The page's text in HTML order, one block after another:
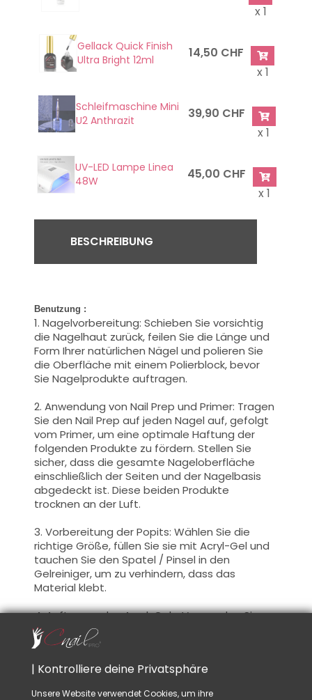
x 1
Gellack Quick Finish
Ultra Bright 12ml
14,50 CHF
x 1
Schleifmaschine Mini
U2 Anthrazit
39,90 CHF
x 1
UV-LED Lampe Linea
48W
45,00 CHF
x 1
BESCHREIBUNG
Benutzung :
1. Nagelvorbereitung: Schieben Sie vorsichtig
die Nagelhaut zurück, feilen Sie die Länge und
Form Ihrer natürlichen Nägel und polieren Sie
die Oberfläche mit einem Polierblock, bevor
Sie Nagelprodukte auftragen.
2. Anwendung von Nail Prep und Primer: Tragen
Sie den Nail Prep auf jeden Nagel auf, gefolgt
vom Primer, um eine optimale Haftung der
folgenden Produkte zu fördern. Stellen Sie
sicher, dass die gesamte Nageloberfläche
einschließlich der Seiten und der Nagelbasis
abgedeckt ist. Diese beiden Produkte
trocknen an der Luft.
3. Vorbereitung der Popits: Wählen Sie die
richtige Größe, füllen Sie sie mit Acryl-Gel und
tauchen Sie den Spatel / Pinsel in den
Gelreiniger, um zu verhindern, dass das
Material klebt.
4. Auftragen des Acryl-Gels: Verwenden Sie
den mit Gelreiniger getränkten Pinsel, um das
Acryl-Gel in den Popits zu bearbeiten, wobei
in der Stresszone aufzutragen. Platzieren Sie
| Kontrolliere deine Privatsphäre
Unsere Website verwendet Cookies, um ihre